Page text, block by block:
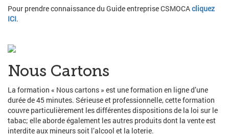
Pour prendre connaissance du Guide entreprise CSMOCAcliquez
ICI.
Nous Cartons
La formation « Nous cartons » est une formation en ligne d’une
durée de 45 minutes. Sérieuse et professionnelle, cette formation
couvre particulièrement les différentes dispositions de la loi sur le
tabac; elle aborde également les autres produits dont la vente est
interdite aux mineurs soit l’alcool et la loterie.